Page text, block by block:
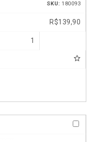
SKU: 180093
R$139,90
1